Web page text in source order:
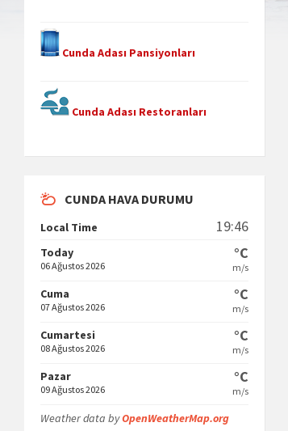
Cunda Adası Pansiyonları
Cunda Adası Restoranları
CUNDA HAVA DURUMU
Local Time 19:46
Today
06 Ağustos 2026
°C
m/s
Cuma
07 Ağustos 2026
°C
m/s
Cumartesi
08 Ağustos 2026
°C
m/s
Pazar
09 Ağustos 2026
°C
m/s
Weather data byOpenWeatherMap.org